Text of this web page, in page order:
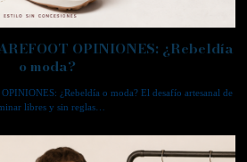
OPINIONES: ¿Rebeldía
o moda?
¿Rebeldía o moda? El desafío artesanal de
libres y sin reglas…